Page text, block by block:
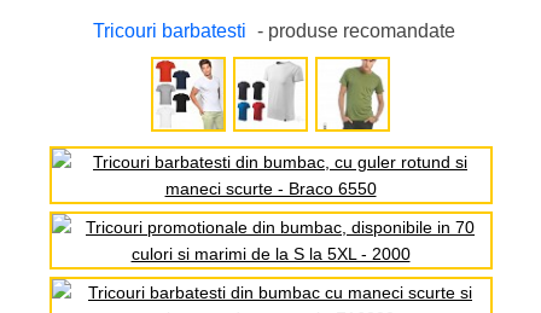
Tricouri barbatesti - produse recomandate